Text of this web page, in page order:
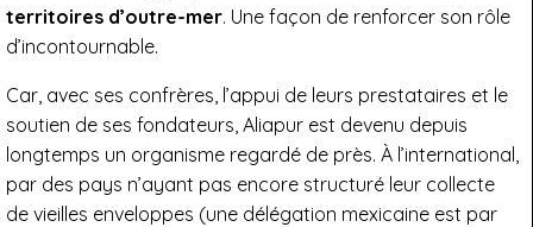
territoires d’outre-mer. Une façon de renforcer son rôle
d’incontournable.
Car, avec ses confrères, l’appui de leurs prestataires et le
soutien de ses fondateurs, Aliapur est devenu depuis
longtemps un organisme regardé de près. À l’international,
par des pays n’ayant pas encore structuré leur collecte
de vieilles enveloppes (une délégation mexicaine est par